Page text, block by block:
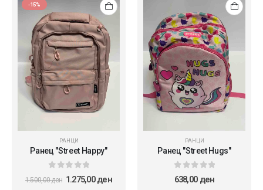
-15%
РАНЦИ
Ранец "Street Happy"
out of 5
1.500,00ден 1.275,00ден
РАНЦИ
Ранец "Street Hugs"
0out of 5
638,00 ден